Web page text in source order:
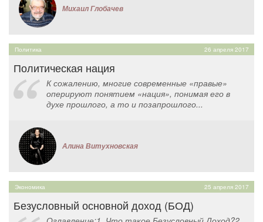
Михаил Глобачев
Политика 26 апреля 2017
Политическая нация
К сожалению, многие современные «правые»
оперируют понятием «нация», понимая его в
духе прошлого, а то и позапрошлого...
Алина Витухновская
Экономика 25 апреля 2017
Безусловный основной доход (БОД)